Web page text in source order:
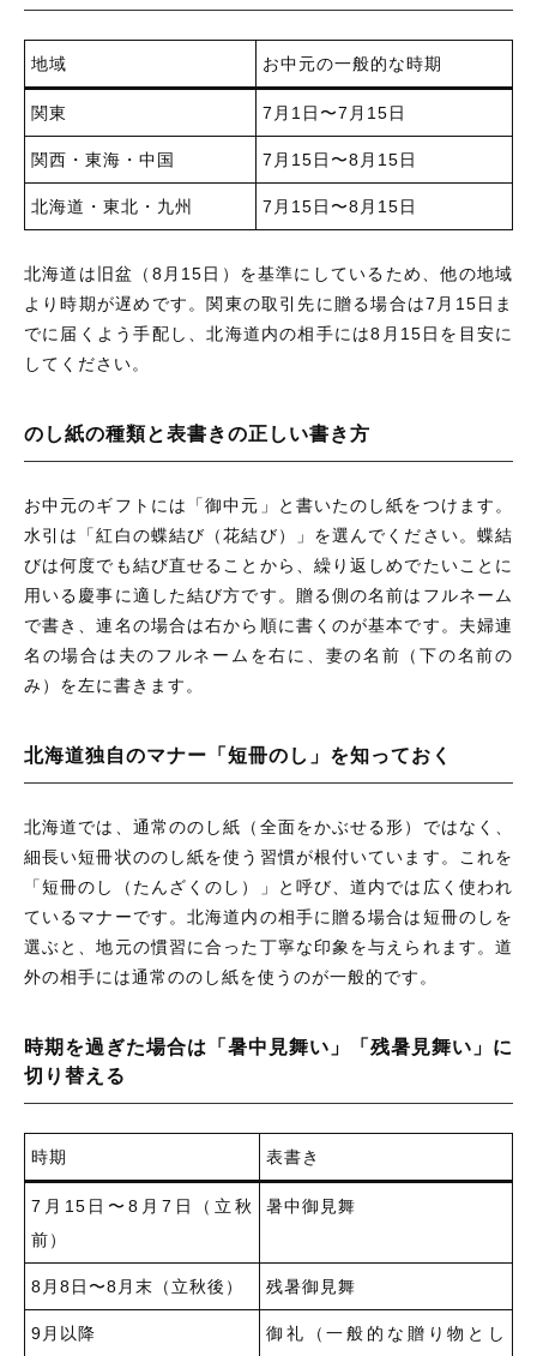
地域 お中元の一般的な時期
関東 7月1日〜7月15日
関西・東海・中国 7月15日〜8月15日
北海道・東北・九州 7月15日〜8月15日
北海道は旧盆（8月15日）を基準にしているため、他の地域
より時期が遅めです。関東の取引先に贈る場合は7月15日ま
でに届くよう手配し、北海道内の相手には8月15日を目安に
してください。
のし紙の種類と表書きの正しい書き方
お中元のギフトには「御中元」と書いたのし紙をつけます。
水引は「紅白の蝶結び（花結び）」を選んでください。蝶結
びは何度でも結び直せることから、繰り返しめでたいことに
用いる慶事に適した結び方です。贈る側の名前はフルネーム
で書き、連名の場合は右から順に書くのが基本です。夫婦連
名の場合は夫のフルネームを右に、妻の名前（下の名前の
み）を左に書きます。
北海道独自のマナー「短冊のし」を知っておく
北海道では、通常ののし紙（全面をかぶせる形）ではなく、
細長い短冊状ののし紙を使う習慣が根付いています。これを
「短冊のし（たんざくのし）」と呼び、道内では広く使われ
ているマナーです。北海道内の相手に贈る場合は短冊のしを
選ぶと、地元の慣習に合った丁寧な印象を与えられます。道
外の相手には通常ののし紙を使うのが一般的です。
時期を過ぎた場合は「暑中見舞い」「残暑見舞い」に
切り替える
時期 表書き
7月15日〜8月7日（立秋
前）
暑中御見舞
8月8日〜8月末（立秋後） 残暑御見舞
9月以降
御礼（一般的な贈り物とし